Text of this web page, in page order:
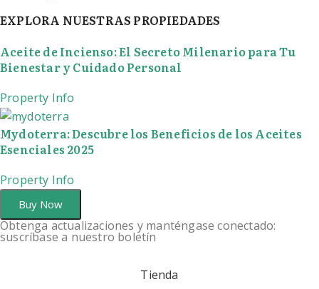
EXPLORA NUESTRAS PROPIEDADES
Aceite de Incienso: El Secreto Milenario para Tu
Bienestar y Cuidado Personal
Property Info
Mydoterra: Descubre los Beneficios de los Aceites
Esenciales 2025
Property Info
Buy Now
Obtenga actualizaciones y manténgase conectado:
suscríbase a nuestro boletín
Tienda